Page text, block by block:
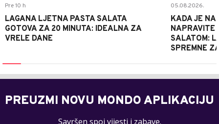
Pre 10 h
LAGANA LJETNA PASTA SALATA
GOTOVA ZA 20 MINUTA: IDEALNA ZA
VRELE DANE
05.08.2026.
KADA JE
NAPRAVITE
SALATOM:
SPREMNE
PREUZMI NOVU MONDO APLIKACIJU
Savršen spoj vijesti i zabave.